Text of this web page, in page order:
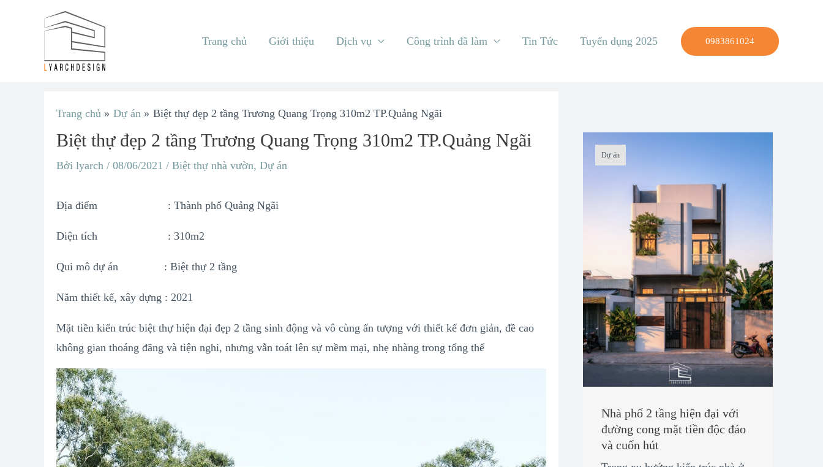
Trang chủ Giới thiệu Dịch vụ Công trình đã làm Tin Tức Tuyển dụng 2025 0983861024
Trang chủ Dự án Biệt thự đẹp 2 tầng Trương Quang Trọng 310m2 TP.Quảng Ngãi
Biệt thự đẹp 2 tầng Trương Quang Trọng 310m2 TP.Quảng Ngãi
Bởi lyarch / 08/06/2021 / Biệt thự nhà vườn, Dự án
Địa điểm : Thành phố Quảng Ngãi
Diện tích : 310m2
Qui mô dự án : Biệt thự 2 tầng
Năm thiết kế, xây dựng : 2021
Mặt tiền kiến trúc biệt thự hiện đại đẹp 2 tầng sinh động và vô cùng ấn tượng với thiết kế đơn giản, đề cao
không gian thoáng đãng và tiện nghi, nhưng vẫn toát lên sự mềm mại, nhẹ nhàng trong tổng thể
hướng
viết
Dự án
Nhà phố 2 tầng hiện đại với
đường cong mặt tiền độc đáo
và cuốn hút